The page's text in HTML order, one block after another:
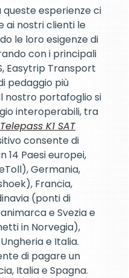
esperienze ci
ai nostri clienti le
le loro esigenze di
con i principali
Easytrip Transport
pedaggio più
nostro portafoglio si
interoperabili, tra
Telepass K1 SAT
consente di
14 Paesi europei,
Germania,
Francia,
(ponti di
e Svezia e
in Norvegia),
e Italia.
di pagare un
Italia e Spagna.